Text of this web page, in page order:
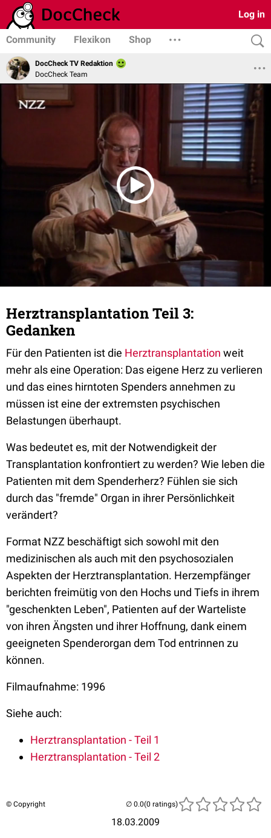
Log in
Community Flexikon Shop
DocCheck TV Redaktion
DocCheck Team
Herztransplantation Teil 3:
Gedanken
Für den Patienten ist die Herztransplantation weit
mehr als eine Operation: Das eigene Herz zu verlieren
und das eines hirntoten Spenders annehmen zu
müssen ist eine der extremsten psychischen
Belastungen überhaupt.
Was bedeutet es, mit der Notwendigkeit der
Transplantation konfrontiert zu werden? Wie leben die
Patienten mit dem Spenderherz? Fühlen sie sich
durch das "fremde" Organ in ihrer Persönlichkeit
verändert?
Format NZZ beschäftigt sich sowohl mit den
medizinischen als auch mit den psychosozialen
Aspekten der Herztransplantation. Herzempfänger
berichten freimütig von den Hochs und Tiefs in ihrem
"geschenkten Leben", Patienten auf der Warteliste
von ihren Ängsten und ihrer Hoffnung, dank einem
geeigneten Spenderorgan dem Tod entrinnen zu
können.
Filmaufnahme: 1996
Siehe auch:
Herztransplantation - Teil 1
Herztransplantation - Teil 2
© Copyright
18.03.2009
(0 ratings)